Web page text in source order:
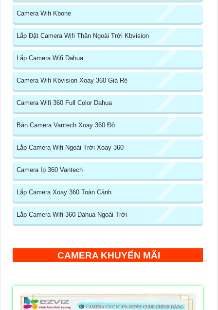
Camera Wifi Kbone
Lắp Đặt Camera Wifi Thân Ngoài Trời Kbvision
Lắp Camera Wifi Dahua
Camera Wifi Kbvision Xoay 360 Giá Rẻ
Camera Wifi 360 Full Color Dahua
Bán Camera Vantech Xoay 360 Độ
Lắp Camera Wifi Ngoài Trời Xoay 360
Camera Ip 360 Vantech
Lắp Camera Xoay 360 Toàn Cảnh
Lắp Camera Wifi 360 Dahua Ngoài Trời
CAMERA KHUYẾN MÃI